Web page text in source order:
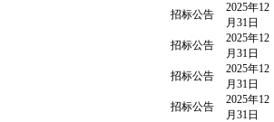
招标公告
2025年12
月31日
招标公告
2025年12
月31日
招标公告
2025年12
月31日
招标公告
2025年12
月31日